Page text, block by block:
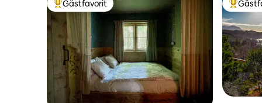
Populär gästfavorit
Gästfavorit Populär